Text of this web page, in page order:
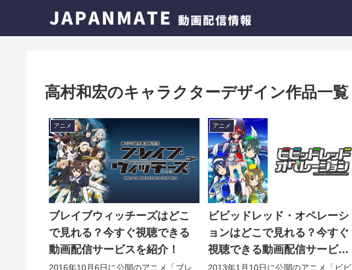
高村和宏のキャラクターデザイン作品一覧
アニメ
ブレイブウィッチーズはどこ
で見れる？今すぐ視聴できる
動画配信サービスを紹介！
2016年10月6日に公開のアニメ「ブレ
アニメ
ビビッドレッド・オペレーシ
ョンはどこで見れる？今すぐ
視聴できる動画配信サービス
を紹介！
2013年1月10日に公開のアニメ「ビビ